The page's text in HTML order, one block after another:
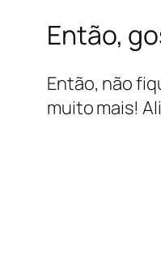
Então,
Então, não
muito mais!